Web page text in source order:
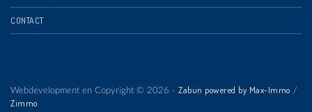
CONTACT
Webdevelopment en Copyright © 2026 - Zabun powered by Max-Immo /
Zimmo